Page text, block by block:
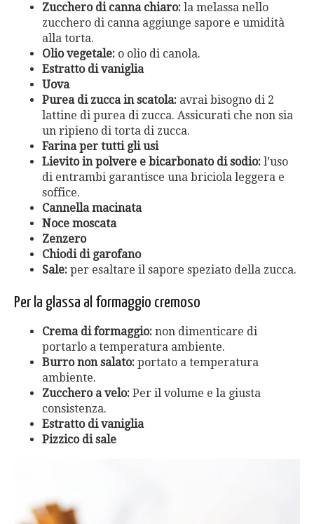
Zucchero di canna chiaro: la melassa nello
zucchero di canna aggiunge sapore e umidità
alla torta.
Olio vegetale: o olio di canola.
Estratto di vaniglia
Uova
Purea di zucca in scatola: avrai bisogno di 2
lattine di purea di zucca. Assicurati che non sia
un ripieno di torta di zucca.
Farina per tutti gli usi
Lievito in polvere e bicarbonato di sodio: l’uso
di entrambi garantisce una briciola leggera e
soffice.
Cannella macinata
Noce moscata
Zenzero
Chiodi di garofano
Sale: per esaltare il sapore speziato della zucca.
Per la glassa al formaggio cremoso
Crema di formaggio: non dimenticare di
portarlo a temperatura ambiente.
Burro non salato: portato a temperatura
ambiente.
Zucchero a velo: Per il volume e la giusta
consistenza.
Estratto di vaniglia
Pizzico di sale